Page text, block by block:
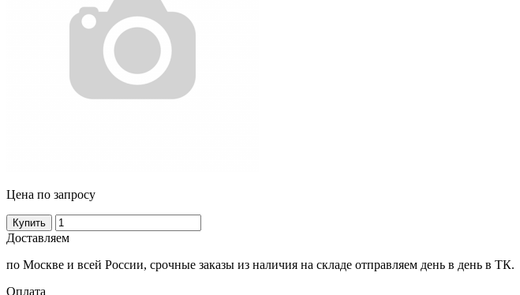
Цена по запросу
Купить
Доставляем
по Москве и всей России, срочные заказы из наличия на складе отправляем день в день в ТК.
Оплата